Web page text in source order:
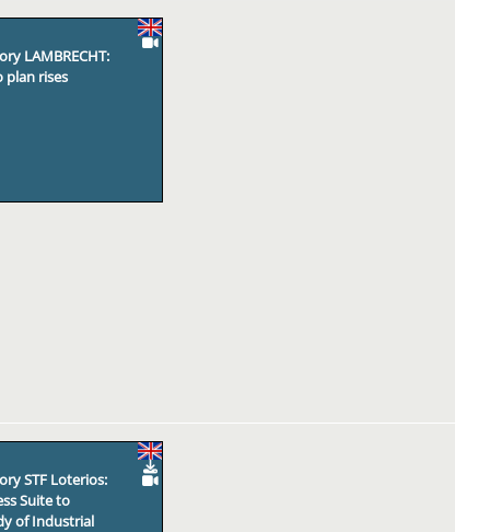
LAMBRECHT:
plan rises
STF Loterios:
Suite to
of Industrial